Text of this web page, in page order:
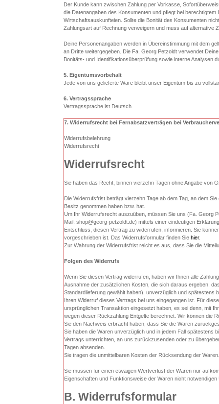
Der Kunde kann zwischen Zahlung per Vorkasse,
die Datenangaben des Konsumenten und pflegt bei
Wirtschaftsauskunfteien. Sollte die Bonität des Konsumenten
Zahlungsart auf Rechnung verweigern und muss auf alternative
Deine Personenangaben werden in Übereinstimmung mit dem
an Dritte weitergegeben. Die Fa. Georg Petzoldt verwendet
Bonitäts- und Identifikationsüberprüfung sowie interne Analysen
5. Eigentumsvorbehalt
Jede von uns gelieferte Ware bleibt unser Eigentum bis zu
6. Vertragssprache
Vertragssprache ist Deutsch.
7. Widerrufsrecht bei Fernabsatzverträgen bei
Widerrufsbelehrung
Widerrufsrecht
Widerrufsrecht
Sie haben das Recht, binnen vierzehn Tagen ohne Angabe von
Die Widerrufsfrist beträgt vierzehn Tage ab dem Tag, an dem
Besitz genommen haben bzw. hat.
Um Ihr Widerrufsrecht auszuüben, müssen Sie uns (Fa. Georg
Mail: shop@georg-petzoldt.de) mittels einer eindeutigen
Entschluss, diesen Vertrag zu widerrufen, informieren. Sie
vorgeschrieben ist. Das Widerrufsformular finden Sie hier.
Zur Wahrung der Widerrufsfrist reicht es aus, dass Sie die
Folgen des Widerrufs
Wenn Sie diesen Vertrag widerrufen, haben wir Ihnen alle
Ausnahme der zusätzlichen Kosten, die sich daraus ergeben,
Standardlieferung gewählt haben), unverzüglich und spätestens
Ihren Widerruf dieses Vertrags bei uns eingegangen ist. Für
ursprünglichen Transaktion eingesetzt haben, es sei denn, mit
wegen dieser Rückzahlung Entgelte berechnet. Wir können die
Sie den Nachweis erbracht haben, dass Sie die Waren
Sie haben die Waren unverzüglich und in jedem Fall spätestens
Vertrags unterrichten, an uns zurückzusenden oder zu
Tagen absenden.
Sie tragen die unmittelbaren Kosten der Rücksendung der Waren.
Sie müssen für einen etwaigen Wertverlust der Waren nur
Eigenschaften und Funktionsweise der Waren nicht
B. Widerrufsformular